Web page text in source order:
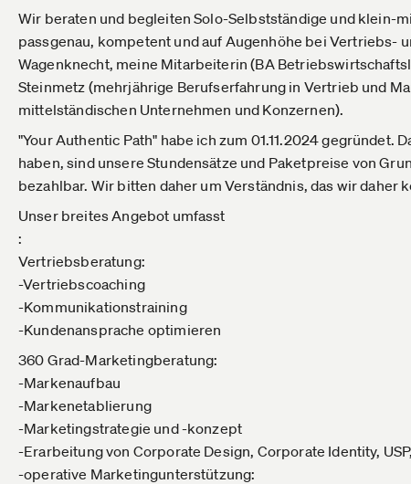
Wir beraten und begleiten Solo-Selbstständige und klein-
passgenau, kompetent und auf Augenhöhe bei Vertriebs-
Wagenknecht, meine Mitarbeiterin (BA
Steinmetz (mehrjährige Berufserfahrung in Vertrieb und
mittelständischen Unternehmen und Konzernen).
"Your Authentic Path" habe ich zum 01.11.2024 gegründet.
haben, sind unsere Stundensätze und Paketpreise von
bezahlbar. Wir bitten daher um Verständnis, das wir
Unser breites Angebot umfasst
:
Vertriebsberatung:
-Vertriebscoaching
-Kommunikationstraining
-Kundenansprache optimieren
360 Grad-Marketingberatung:
-Markenaufbau
-Markenetablierung
-Marketingstrategie und -konzept
-Erarbeitung von Corporate Design, Corporate Identity,
-operative Marketingunterstützung: